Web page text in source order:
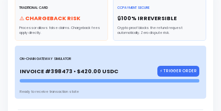
TRADITIONAL CARD
⚠️ CHARGEBACK RISK
Processor allows false claims. Chargeback fees
apply directly.
CCPAYMENT SECURE
🔒100% IRREVERSIBLE
Crypto proof blocks the refund request
automatically. Zero dispute risk.
ON-CHAIN GATEWAY SIMULATOR
INVOICE #398473 • $420.00 USDC ⚡ TRIGGER ORDER
Ready to receive transaction state